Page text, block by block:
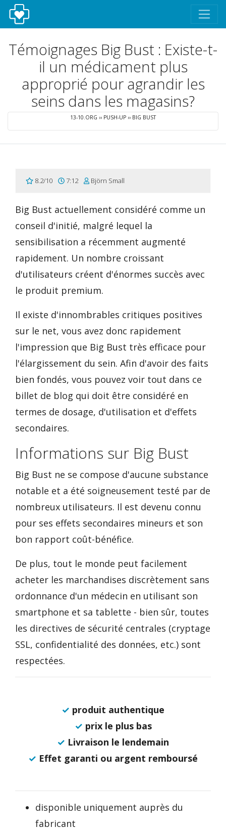
Témoignages Big Bust : Existe-t-
il un médicament plus
approprié pour agrandir les
seins dans les magasins?
13-10.ORG ›› PUSH-UP ›› BIG BUST
8.2/10 7:12 Björn Small
Big Bust actuellement considéré comme un
conseil d'initié, malgré lequel la
sensibilisation a récemment augmenté
rapidement. Un nombre croissant
d'utilisateurs créent d'énormes succès avec
le produit premium.
Il existe d'innombrables critiques positives
sur le net, vous avez donc rapidement
l'impression que Big Bust très efficace pour
l'élargissement du sein. Afin d'avoir des faits
bien fondés, vous pouvez voir tout dans ce
billet de blog qui doit être considéré en
termes de dosage, d'utilisation et d'effets
secondaires.
Informations sur Big Bust
Big Bust ne se compose d'aucune substance
notable et a été soigneusement testé par de
nombreux utilisateurs. Il est devenu connu
pour ses effets secondaires mineurs et son
bon rapport coût-bénéfice.
De plus, tout le monde peut facilement
acheter les marchandises discrètement sans
ordonnance d'un médecin en utilisant son
smartphone et sa tablette - bien sûr, toutes
les directives de sécurité centrales (cryptage
SSL, confidentialité des données, etc.) sont
respectées.
✓ produit authentique
✓ prix le plus bas
✓ Livraison le lendemain
✓ Effet garanti ou argent remboursé
disponible uniquement auprès du
fabricant